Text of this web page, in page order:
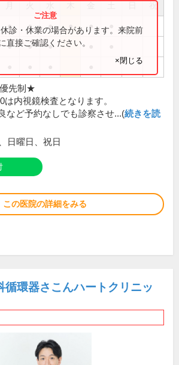
祝
● ● ● ● ●
● ● ●
診・休業の場合があります。来院前
直接ご確認ください。
×閉じる
先制★
は内視鏡検査となります。
など予約なしでも診察させ...(続きを読
日曜日、祝日
この医院の詳細をみる
循環器さこんハートクリニッ